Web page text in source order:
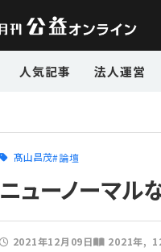
人気記事 法人運営
髙山昌茂 論壇
ニューノーマル
2021年12月09日 2021年